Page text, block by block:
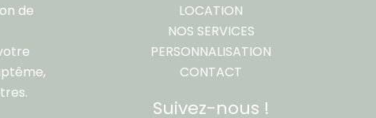
de
LOCATION
NOS SERVICES
PERSONNALISATION
CONTACT
Suivez-nous !